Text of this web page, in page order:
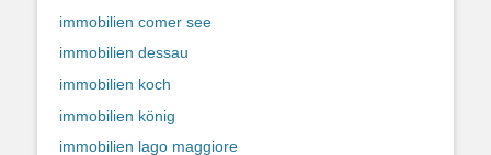
immobilien comer see
immobilien dessau
immobilien koch
immobilien könig
immobilien lago maggiore